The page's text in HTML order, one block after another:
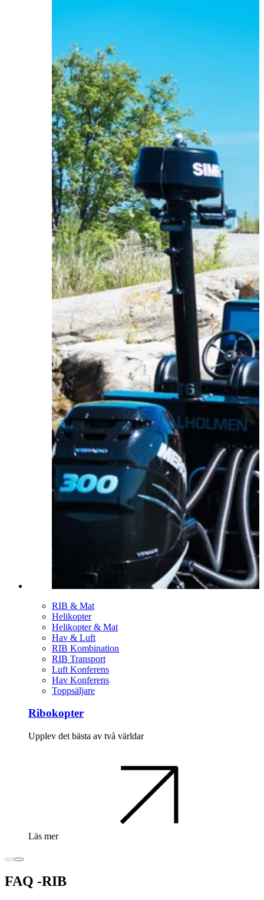
RIB & Mat
Helikopter
Helikopter & Mat
Hav & Luft
RIB Kombination
RIB Transport
Luft Konferens
Hav Konferens
Toppsäljare
Ribokopter
Upplev det bästa av två världar
Läs mer
FAQ -RIB